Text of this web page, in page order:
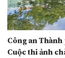
Công an
Cuộc thi ảnh